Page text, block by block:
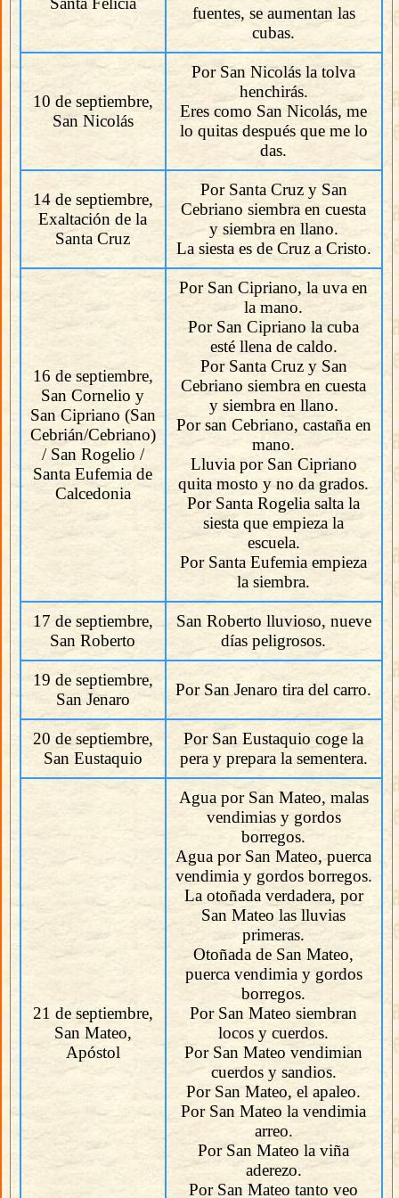
fuentes, se aumentan las
cubas.
10 de septiembre,
San Nicolás
Por San Nicolás la tolva
henchirás.
Eres como San Nicolás, me
lo quitas después que me lo
das.
14 de septiembre,
Exaltación de la
Santa Cruz
Por Santa Cruz y San
Cebriano siembra en cuesta
y siembra en llano.
La siesta es de Cruz a Cristo.
16 de septiembre,
San Cornelio y
San Cipriano (San
Cebrián/Cebriano)
/ San Rogelio /
Santa Eufemia de
Calcedonia
Por San Cipriano, la uva en
la mano.
Por San Cipriano la cuba
esté llena de caldo.
Por Santa Cruz y San
Cebriano siembra en cuesta
y siembra en llano.
Por san Cebriano, castaña en
mano.
Lluvia por San Cipriano
quita mosto y no da grados.
Por Santa Rogelia salta la
siesta que empieza la
escuela.
Por Santa Eufemia empieza
la siembra.
17 de septiembre,
San Roberto
San Roberto lluvioso, nueve
días peligrosos.
19 de septiembre,
San Jenaro
Por San Jenaro tira del carro.
20 de septiembre,
San Eustaquio
Por San Eustaquio coge la
pera y prepara la sementera.
21 de septiembre,
San Mateo,
Apóstol
Agua por San Mateo, malas
vendimias y gordos
borregos.
Agua por San Mateo, puerca
vendimia y gordos borregos.
La otoñada verdadera, por
San Mateo las lluvias
primeras.
Otoñada de San Mateo,
puerca vendimia y gordos
borregos.
Por San Mateo siembran
locos y cuerdos.
Por San Mateo vendimian
cuerdos y sandios.
Por San Mateo, el apaleo.
Por San Mateo la vendimia
arreo.
Por San Mateo la viña
aderezo.
Por San Mateo tanto veo